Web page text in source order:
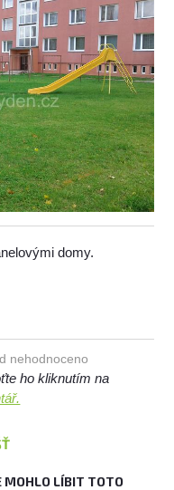
domy.
nehodnoceno
ho kliknutím na
MOHLO LÍBIT TOTO